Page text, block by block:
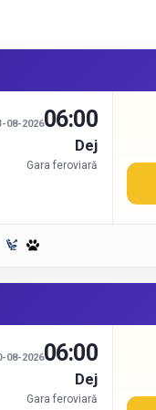
08-202606:00
Dej
Gara feroviară
08-202606:00
Dej
Gara feroviară